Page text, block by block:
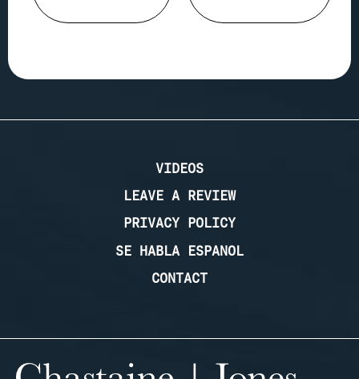
VIDEOS
LEAVE A REVIEW
PRIVACY POLICY
SE HABLA ESPANOL
CONTACT